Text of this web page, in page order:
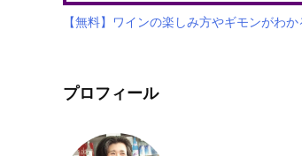
【無料】ワインの楽しみ方やギモンがわか
プロフィール